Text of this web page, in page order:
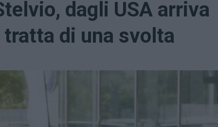
dagli USA arriva
di una svolta